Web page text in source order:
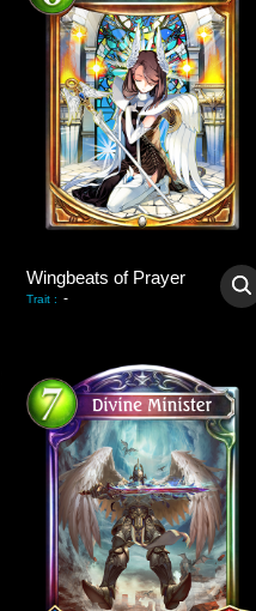
Wingbeats of Prayer
Trait : -